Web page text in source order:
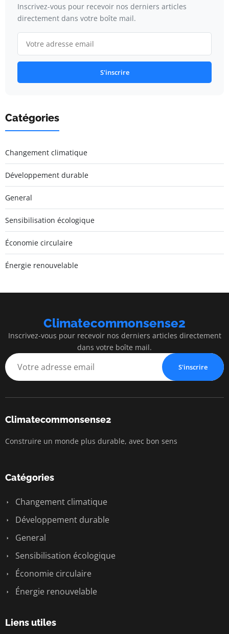
Inscrivez-vous pour recevoir nos derniers articles
directement dans votre boîte mail.
S'inscrire
Catégories
Changement climatique
Développement durable
General
Sensibilisation écologique
Économie circulaire
Énergie renouvelable
Climatecommonsense2
Inscrivez-vous pour recevoir nos derniers articles directement
dans votre boîte mail.
S'inscrire
Climatecommonsense2
Construire un monde plus durable, avec bon sens
Catégories
Changement climatique
Développement durable
General
Sensibilisation écologique
Économie circulaire
Énergie renouvelable
Liens utiles